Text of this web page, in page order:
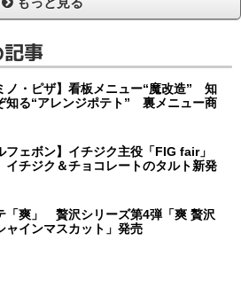
事
ノ・ピザ】看板メニュー“魔改造” 知
知る“アレンジポテト” 裏メニュー商
フェボン】イチジク主役「FIG fair」
チジク＆チョコレートのタルト新発
「爽」 贅沢シリーズ第4弾「爽 贅沢
ャインマスカット」発売